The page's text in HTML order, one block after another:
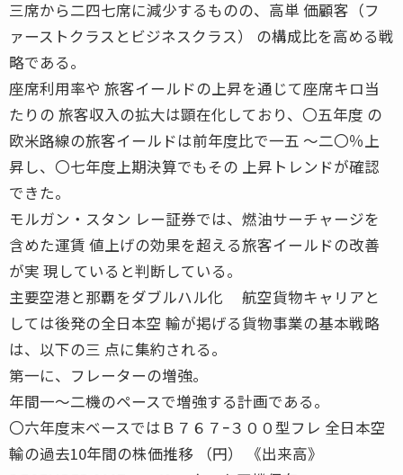
三席から二四七席に減少するものの、高単 価顧客（フ
ァーストクラスとビジネスクラス） の構成比を高める戦
略である。
座席利用率や 旅客イールドの上昇を通じて座席キロ当
たりの 旅客収入の拡大は顕在化しており、〇五年度 の
欧米路線の旅客イールドは前年度比で一五 〜二〇％上
昇し、〇七年度上期決算でもその 上昇トレンドが確認
できた。
モルガン・スタン レー証券では、燃油サーチャージを
含めた運賃 値上げの効果を超える旅客イールドの改善
が実 現していると判断している。
主要空港と那覇をダブルハル化 航空貨物キャリアと
しては後発の全日本空 輸が掲げる貨物事業の基本戦略
は、以下の三 点に集約される。
第一に、フレーターの増強。
年間一〜二機のペースで増強する計画である。
〇六年度末ベースではＢ７６７ｰ３００型フレ 全日本空
輸の過去10年間の株価推移 （円） 《出来高》